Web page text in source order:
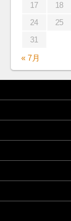
17 18
24 25
31
« 7月